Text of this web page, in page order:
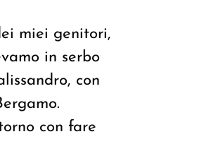
miei genitori,
in serbo
con
con fare